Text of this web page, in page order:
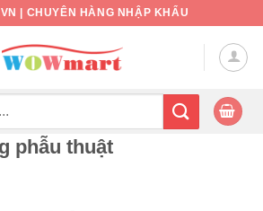
| CHUYÊN HÀNG NHẬP KHẨU
phẫu thuật